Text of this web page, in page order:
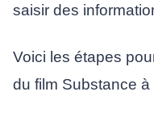
saisir des
Voici les étapes
du film Substance à